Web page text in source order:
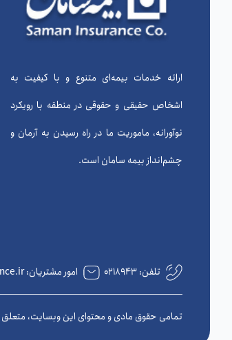
ارائه خدمات بیمه‌ای متنوع و با کیفیت به
اشخاص حقیقی و حقوقی در منطقه با رویکرد
نوآورانه، ماموریت ما در راه رسیدن به آرمان و
چشم‌انداز بیمه سامان است.
تلفن:۰۲۱۸۹۴۳ امور مشتریان: complain@samaninsurance.ir
تمامی حقوق مادی و محتوای این وبسایت،